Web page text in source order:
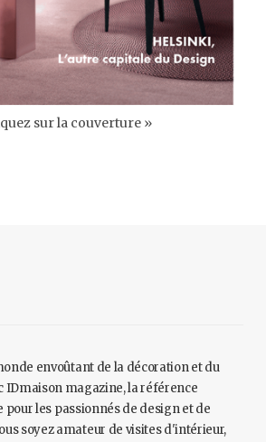
sur la couverture »
envoûtant de la décoration et du
IDmaison magazine, la référence
pour les passionnés de design et de
soyez amateur de visites d'intérieur,